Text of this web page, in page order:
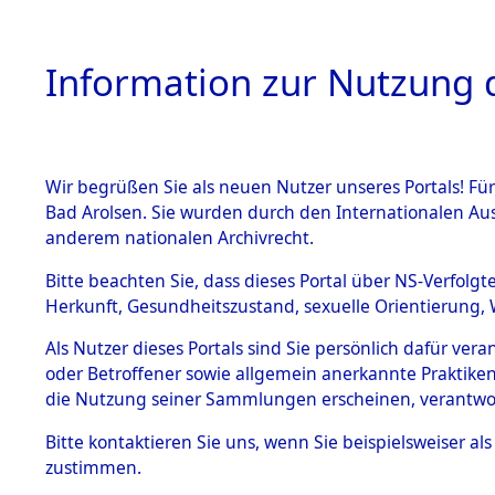
HOME
BESTÄNDE
Inhaftierungsdoku
mente
1.2.9 Beim ITS
verwahrte
1.2.9.1
Effekten aus
0006
Information zur Nutzung
Wir begrüßen Sie als neuen Nutzer unseres Portals!
Bad Arolsen. Sie wurden durch den Internationalen
anderem nationalen Archivrecht.
Bitte beachten Sie, dass dieses Portal über NS-
Herkunft, Gesundheitszustand, sexuelle
Als Nutzer dieses Portals sind Sie persönlich dafür
oder Betroffener sowie allgemein anerkannte
die Nutzung seiner Sammlungen erscheinen,
Bitte kontaktieren Sie uns, wenn Sie beispielsweiser
zustimmen.